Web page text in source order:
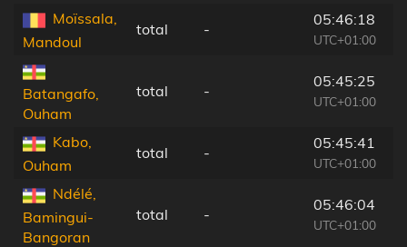
Moïssala,
Mandoul
total -
05:46:18
UTC+01:00
Batangafo,
Ouham
total -
05:45:25
UTC+01:00
Kabo,
Ouham
total -
05:45:41
UTC+01:00
Ndélé,
Bamingui-
Bangoran
total -
05:46:04
UTC+01:00